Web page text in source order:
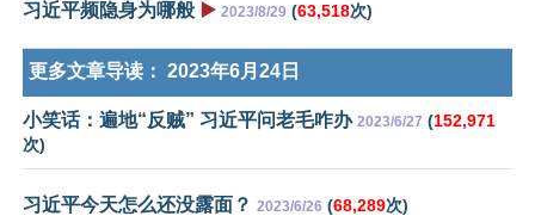
习近平频隐身为哪般 ▶️ 2023/8/29 (63,518次)
更多文章导读： 2023年6月24日
小笑话：遍地“反贼” 习近平问老毛咋办 2023/6/27 (152,971
次)
习近平今天怎么还没露面？ 2023/6/26 (68,289次)